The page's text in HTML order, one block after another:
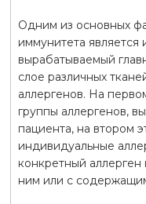
Одним из основных
иммунитета
вырабатываемый
слое различных
аллергенов. На
группы аллергенов,
пациента, на втором
индивидуальные
конкретный аллерген
ним или с